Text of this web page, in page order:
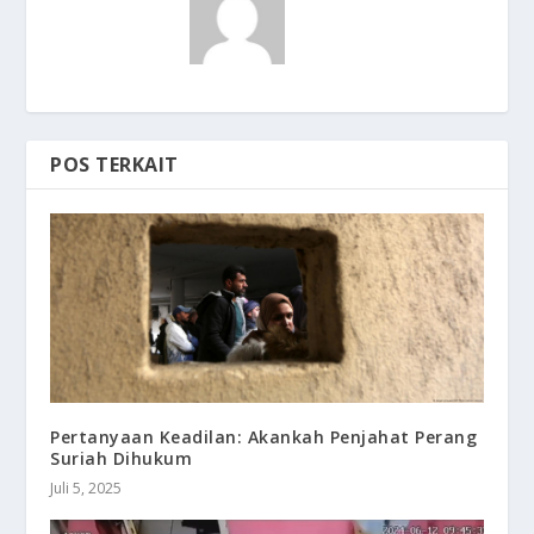
POS TERKAIT
Pertanyaan Keadilan: Akankah Penjahat Perang
Suriah Dihukum
Juli 5, 2025